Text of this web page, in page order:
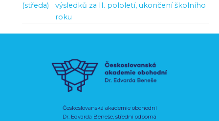
(středa)
výsledků za II. pololetí, ukončení školního
roku
Českoslovanská akademie obchodní
Dr. Edvarda Beneše, střední odborná